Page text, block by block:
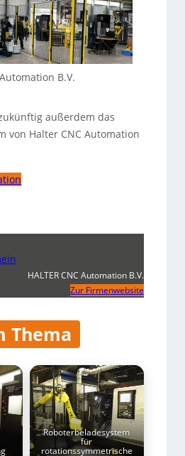
B.V.
außerdem das
von Halter CNC Automation
HALTER CNC Automation B.V.
Zur Firmenwebsite
Thema
Roboterbeladesystem
für
rotationssymmetrische